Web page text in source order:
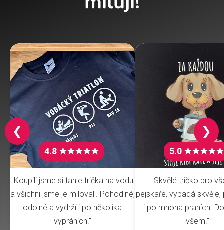
4.8 ★★★★★
"Koupili jsme si tahle trička na vodu
a všichni jsme je milovali. Pohodlné,
odolné a vydrží i po několika
vypráních."
5.0 ★★★★★
"Skvělé tričko pro
pejskaře, vypadá
i po mnoha praních.
všem!"
❮ ❯